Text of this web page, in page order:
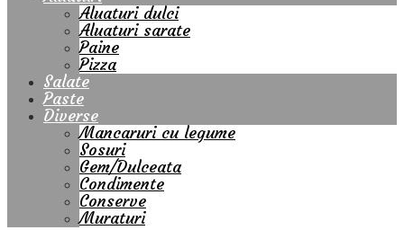
Aluaturi dulci
Aluaturi sarate
Paine
Pizza
Salate
Paste
Diverse
Mancaruri cu legume
Sosuri
Gem/Dulceata
Condimente
Conserve
Muraturi